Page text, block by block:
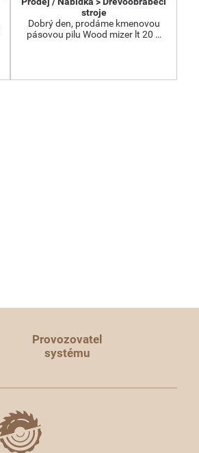
stroje
Dobrý den, prodáme kmenovou
pásovou pilu Wood mizer lt 20 …
Provozovatel
systému